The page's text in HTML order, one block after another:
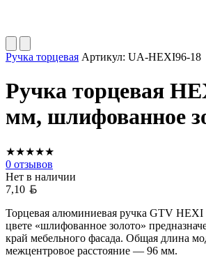
Ручка торцевая Артикул: UA-HEXI96-18
Ручка торцевая
мм, шлифованное
★★★★★
0 отзывов
Нет в наличии
7,10
Торцевая алюминиевая ручка GTV
цвете «шлифованное золото»
край мебельного фасада. Общая длина
межцентровое расстояние — 96 мм.